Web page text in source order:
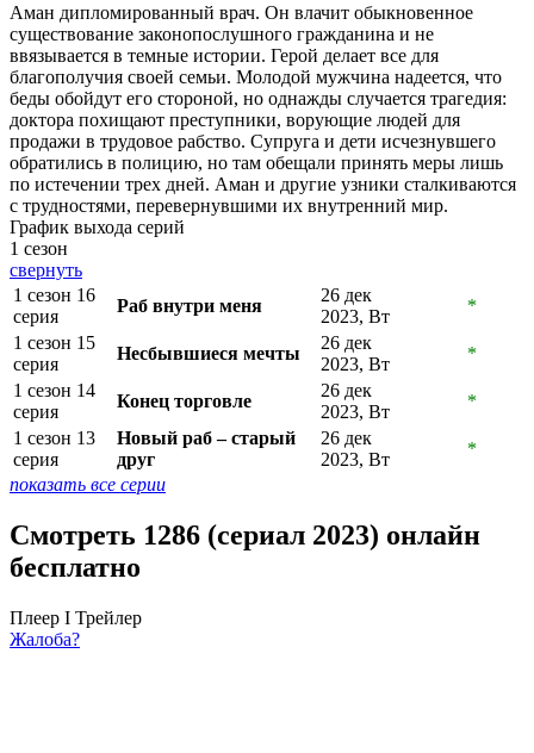
Аман дипломированный врач. Он влачит обыкновенное
существование законопослушного гражданина и не
ввязывается в темные истории. Герой делает все для
благополучия своей семьи. Молодой мужчина надеется, что
беды обойдут его стороной, но однажды случается трагедия:
доктора похищают преступники, ворующие людей для
продажи в трудовое рабство. Супруга и дети исчезнувшего
обратились в полицию, но там обещали принять меры лишь
по истечении трех дней. Аман и другие узники сталкиваются
с трудностями, перевернувшими их внутренний мир.
График выхода серий
1 сезон
свернуть
1 сезон 16
серия
Раб внутри меня
26 дек
2023, Вт
*
1 сезон 15
серия
Несбывшиеся мечты
26 дек
2023, Вт
*
1 сезон 14
серия
Конец торговле
26 дек
2023, Вт
*
1 сезон 13
серия
Новый раб – старый
друг
26 дек
2023, Вт
*
показать все серии
Смотреть 1286 (сериал 2023) онлайн
бесплатно
Плеер I Трейлер
Жалоба?